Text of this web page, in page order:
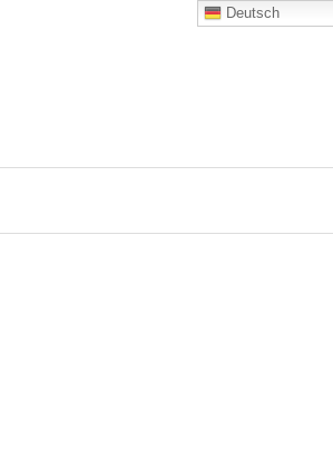
Deutsch